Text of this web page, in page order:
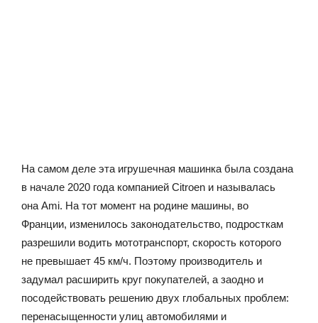
На самом деле эта игрушечная машинка была создана
в начале 2020 года компанией Citroen и называлась
она Ami. На тот момент на родине машины, во
Франции, изменилось законодательство, подросткам
разрешили водить мототранспорт, скорость которого
не превышает 45 км/ч. Поэтому производитель и
задумал расширить круг покупателей, а заодно и
посодействовать решению двух глобальных проблем:
перенасыщенности улиц автомобилями и